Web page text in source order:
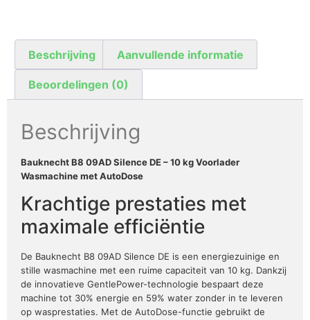
Beschrijving Aanvullende informatie
Beoordelingen (0)
Beschrijving
Bauknecht B8 09AD Silence DE – 10 kg Voorlader
Wasmachine met AutoDose
Krachtige prestaties met
maximale efficiëntie
De Bauknecht B8 09AD Silence DE is een energiezuinige en
stille wasmachine met een ruime capaciteit van 10 kg. Dankzij
de innovatieve GentlePower-technologie bespaart deze
machine tot 30% energie en 59% water zonder in te leveren
op wasprestaties. Met de AutoDose-functie gebruikt de